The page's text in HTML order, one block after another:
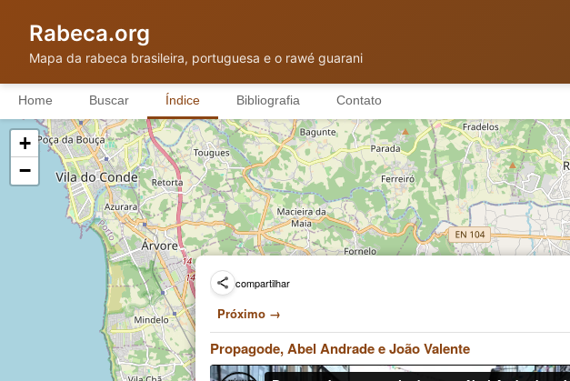
Rabeca.org
Mapa da rabeca brasileira, portuguesa e o rawé guarani
Home Buscar Índice Bibliografia Contato
compartilhar
Próximo →
Propagode, Abel Andrade e João Valente
+
−